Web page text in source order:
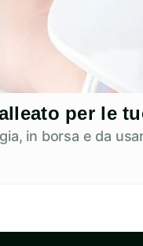
per le
in borsa e da